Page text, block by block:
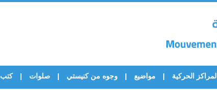
المراكز الحركية مواضيع وجوه من كنيستي صلوات كتب